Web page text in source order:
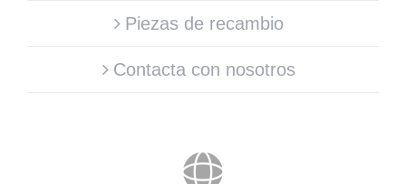
Piezas de recambio
Contacta con nosotros